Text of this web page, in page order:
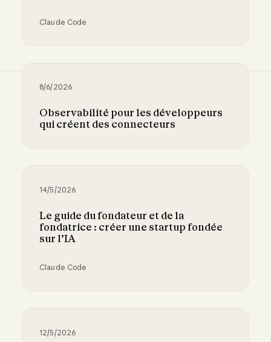
Claude Code
8/6/2026
Observabilité pour les développeurs
qui créent des connecteurs
14/5/2026
Le guide du fondateur et de la
fondatrice : créer une startup fondée
sur l’IA
Claude Code
12/5/2026